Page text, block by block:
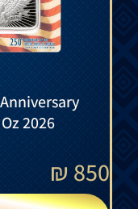
2026
850
₪